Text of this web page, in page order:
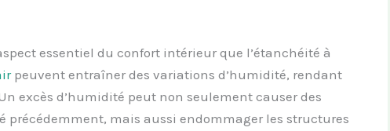
essentiel du confort intérieur que l’étanchéité à
peuvent entraîner des variations d’humidité, rendant
excès d’humidité peut non seulement causer des
précédemment, mais aussi endommager les structures